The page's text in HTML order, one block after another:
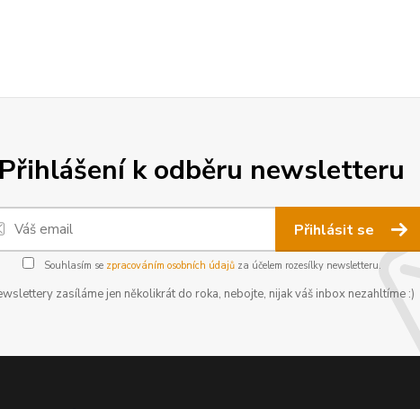
k odběru newsletteru
Přihlásit se
Souhlasím se zpracováním osobních údajůza účelem rozesílky newsletteru.
zasíláme jen několikrát do roka, nebojte, nijak váš inbox nezahltíme :)